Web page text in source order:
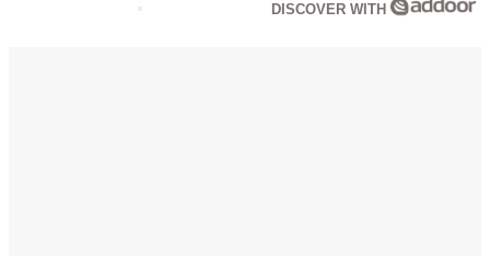
DISCOVER WITH